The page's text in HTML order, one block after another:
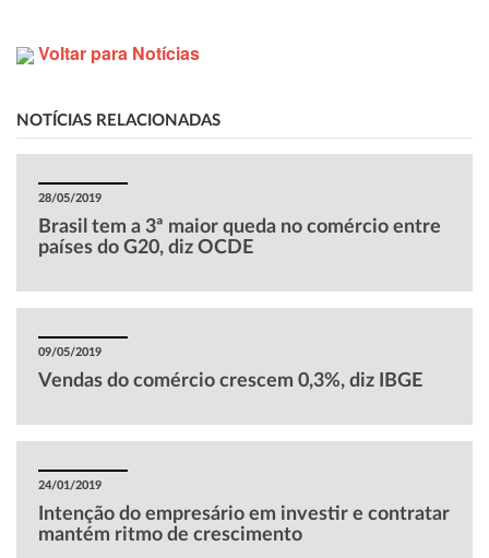
Voltar para Notícias
NOTÍCIAS RELACIONADAS
28/05/2019
Brasil tem a 3ª maior queda no comércio entre
países do G20, diz OCDE
09/05/2019
Vendas do comércio crescem 0,3%, diz IBGE
24/01/2019
Intenção do empresário em investir e contratar
mantém ritmo de crescimento